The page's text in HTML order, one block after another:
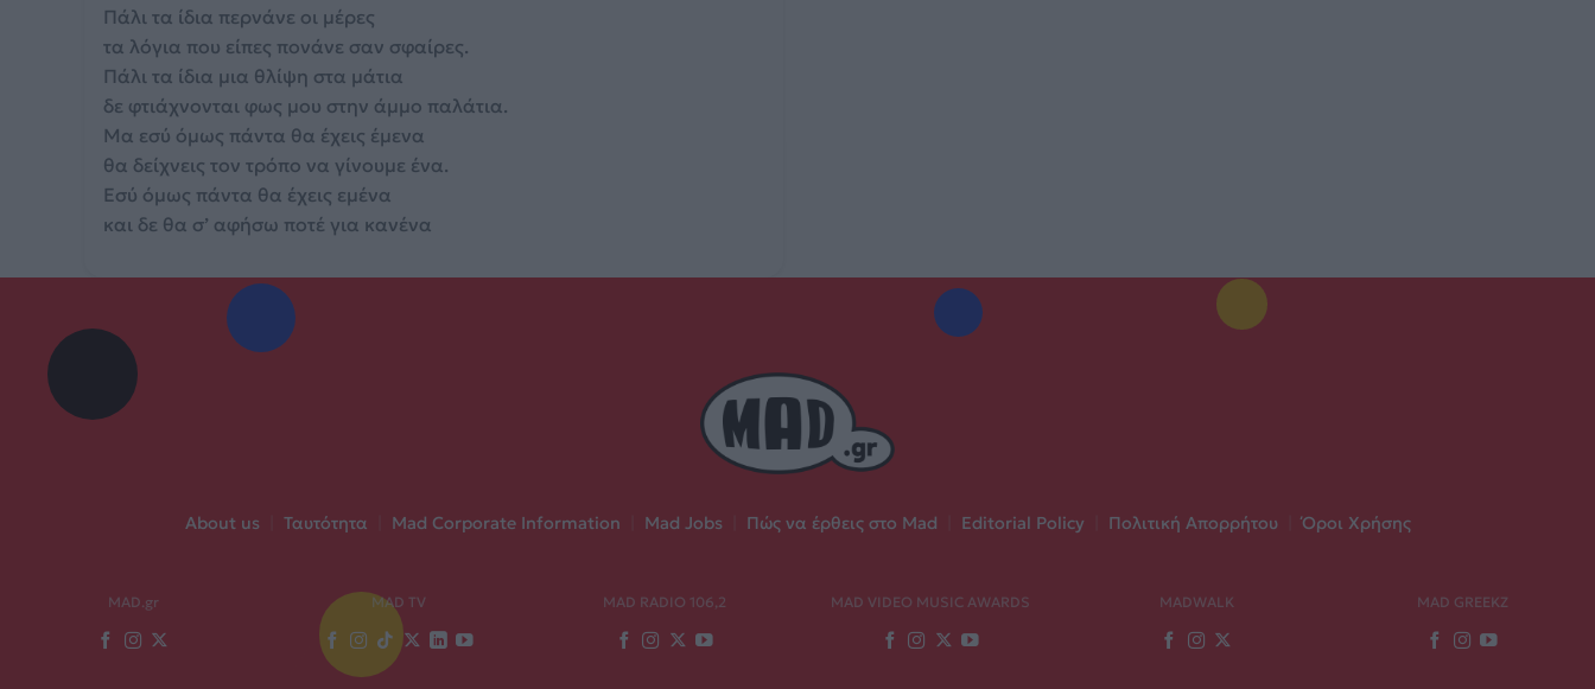
Πάλι τα ίδια περνάνε οι μέρες
τα λόγια που είπες πονάνε σαν σφαίρες.
Πάλι τα ίδια μια θλίψη στα μάτια
δε φτιάχνονται φως μου στην άμμο παλάτια.
Μα εσύ όμως πάντα θα έχεις έμενα
θα δείχνεις τον τρόπο να γίνουμε ένα.
Εσύ όμως πάντα θα έχεις εμένα
και δε θα σ’ αφήσω ποτέ για κανένα
About us Ταυτότητα Mad Corporate Information Mad Jobs Πώς να έρθεις στο Mad Editorial Policy Πολιτική Απορρήτου Όροι Χρήσης
MAD.gr MAD TV MAD RADIO 106,2 MAD VIDEO MUSIC AWARDS MADWALK MAD GREEKZ